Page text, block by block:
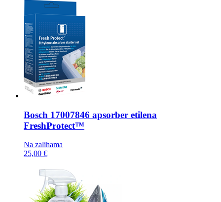
Bosch 17007846 apsorber etilena
FreshProtect™
Na zalihama
25,00 €